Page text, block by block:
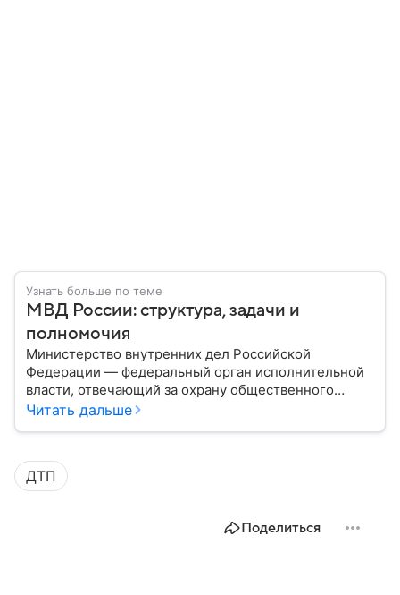
Узнать больше по теме
МВД России: структура, задачи и
полномочия
Министерство внутренних дел Российской
Федерации — федеральный орган исполнительной
власти, отвечающий за охрану общественного
порядка, борьбу с преступностью, обеспечение
В материале рассказываем, чем занимается МВД
России, какие задачи выполняет министерство, как
устроена его структура, кто возглавляет ведомство
Читать дальше
ДТП
Поделиться